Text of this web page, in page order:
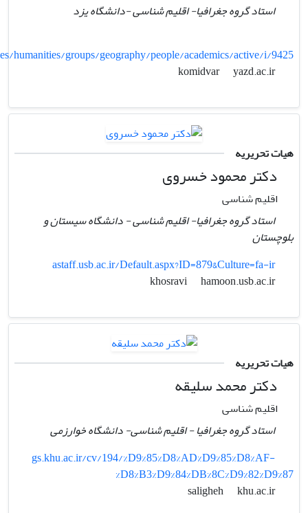
استاد گروه جغرافیا- اقلیم شناسی -دانشگاه یزد
humanities/groups/geography/people/academics/active/i/9425
komidvar
yazd.ac.ir
هیات تحریریه
دکتر محمود خسروی
اقلیم شناسی
استاد گروه جغرافیا- اقلیم شناسی - دانشگاه سیستان و
بلوچستان
astaff.usb.ac.ir/Default.aspx?ID=879&Culture=fa-ir
khosravi
hamoon.usb.ac.ir
هیات تحریریه
دکتر محمد سلیقه
اقلیم شناسی
استاد گروه جغرافیا - اقلیم شناسی- دانشگاه خوارزمی
gs.khu.ac.ir/cv/194/%D9%85%D8%AD%D9%85%D8%AF-
%D8%B3%D9%84%DB%8C%D9%82%D9%87
saligheh
khu.ac.ir